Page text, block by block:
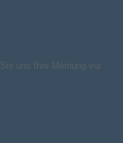
uns Ihre Meinung via